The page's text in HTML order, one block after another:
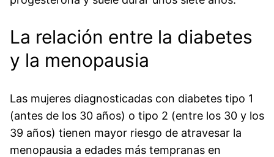
La relación entre la diabetes
y la menopausia
Las mujeres diagnosticadas con diabetes tipo 1
(antes de los 30 años) o tipo 2 (entre los 30 y los
39 años) tienen mayor riesgo de atravesar la
menopausia a edades más tempranas en